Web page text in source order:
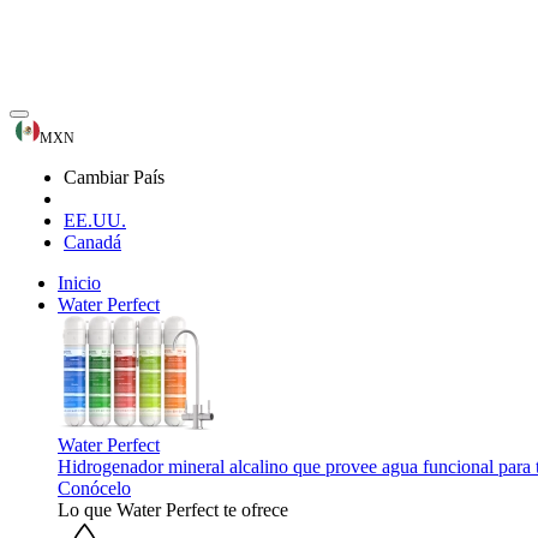
MXN
Cambiar País
EE.UU.
Canadá
Inicio
Water Perfect
Water Perfect
Hidrogenador mineral alcalino que provee agua funcional para
Conócelo
Lo que Water Perfect te ofrece